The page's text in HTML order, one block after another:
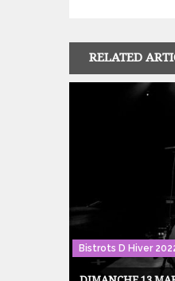
RELATED
Bistrots D Hiver